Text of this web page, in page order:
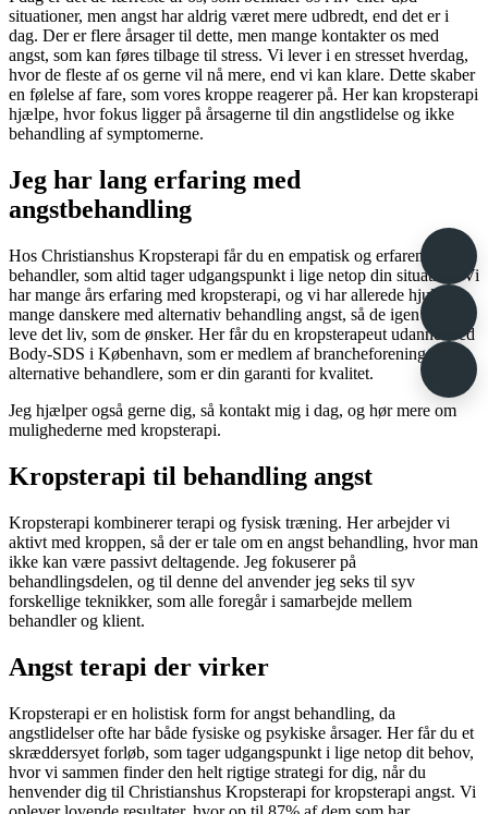
situationer, men angst har aldrig været mere udbredt, end det er i
dag. Der er flere årsager til dette, men mange kontakter os med
angst, som kan føres tilbage til stress. Vi lever i en stresset hverdag,
hvor de fleste af os gerne vil nå mere, end vi kan klare. Dette skaber
en følelse af fare, som vores kroppe reagerer på. Her kan kropsterapi
hjælpe, hvor fokus ligger på årsagerne til din angstlidelse og ikke
behandling af symptomerne.
Jeg har lang erfaring med
angstbehandling
Hos Christianshus Kropsterapi får du en empatisk og erfaren
behandler, som altid tager udgangspunkt i lige netop din situation. Vi
har mange års erfaring med kropsterapi, og vi har allerede hjulpet
mange danskere med alternativ behandling angst, så de igen kan
leve det liv, som de ønsker. Her får du en kropsterapeut udannet ved
Body-SDS i København, som er medlem af brancheforeningen af
alternative behandlere, som er din garanti for kvalitet.
Jeg hjælper også gerne dig, så kontakt mig i dag, og hør mere om
mulighederne med kropsterapi.
Kropsterapi til behandling angst
Kropsterapi kombinerer terapi og fysisk træning. Her arbejder vi
aktivt med kroppen, så der er tale om en angst behandling, hvor man
ikke kan være passivt deltagende. Jeg fokuserer på
behandlingsdelen, og til denne del anvender jeg seks til syv
forskellige teknikker, som alle foregår i samarbejde mellem
behandler og klient.
Angst terapi der virker
Kropsterapi er en holistisk form for angst behandling, da
angstlidelser ofte har både fysiske og psykiske årsager. Her får du et
skræddersyet forløb, som tager udgangspunkt i lige netop dit behov,
hvor vi sammen finder den helt rigtige strategi for dig, når du
henvender dig til Christianshus Kropsterapi for kropsterapi angst. Vi